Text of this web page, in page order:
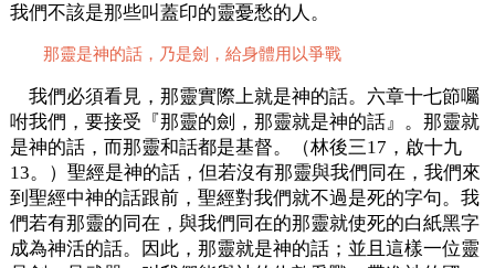
我們不該是那些叫蓋印的靈憂愁的人。
那靈是神的話，乃是劍，給身體用以爭戰
我們必須看見，那靈實際上就是神的話。六章十七節囑
咐我們，要接受『那靈的劍，那靈就是神的話』。那靈就
是神的話，而那靈和話都是基督。（林後三17，啟十九
13。）聖經是神的話，但若沒有那靈與我們同在，我們來
到聖經中神的話跟前，聖經對我們就不過是死的字句。我
們若有那靈的同在，與我們同在的那靈就使死的白紙黑字
成為神活的話。因此，那靈就是神的話；並且這樣一位靈